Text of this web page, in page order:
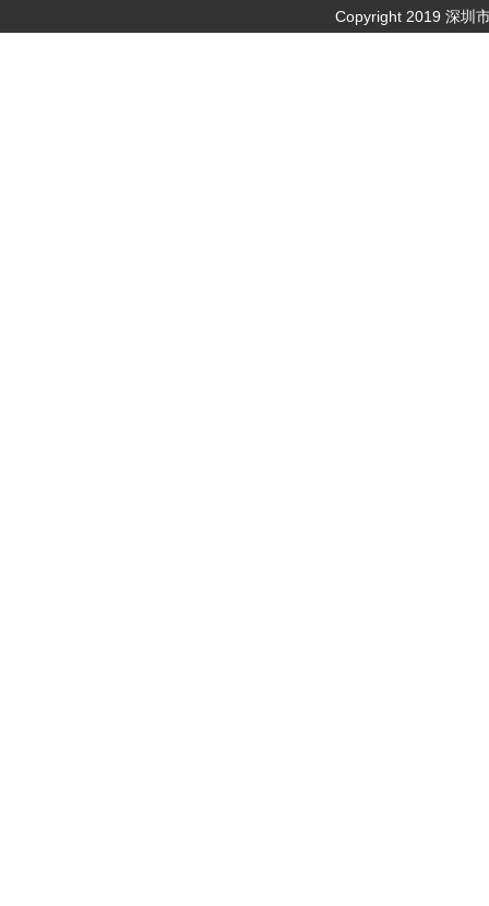
Copyright 2019 深圳